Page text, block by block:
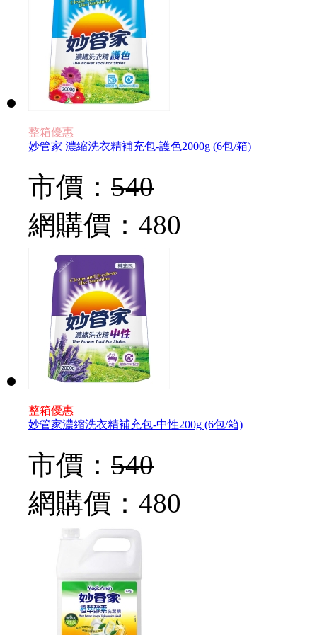
整箱優惠
妙管家 濃縮洗衣精補充包-護色2000g (6包/箱)
市價： 540
網購價： 480
整箱優惠
妙管家濃縮洗衣精補充包-中性200g (6包/箱)
市價： 540
網購價： 480